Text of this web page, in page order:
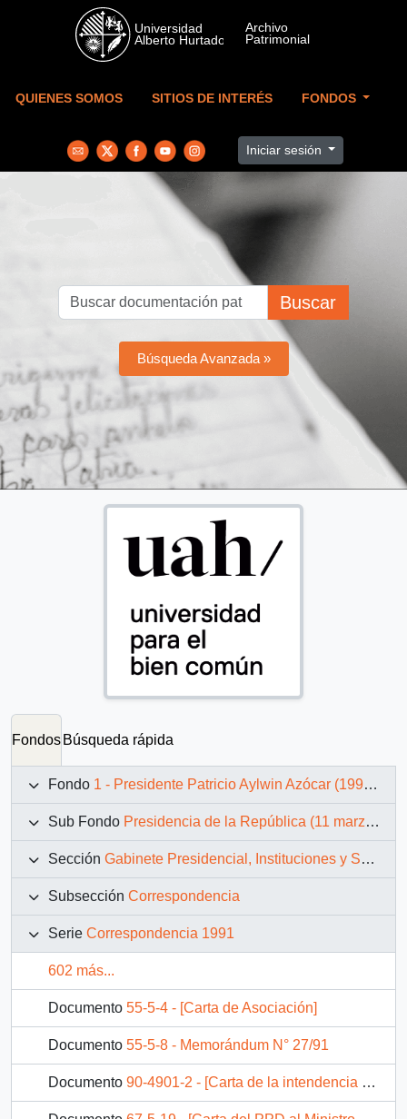
Skip to main content
QUIENES SOMOS SITIOS DE INTERÉS FONDOS
Iniciar sesión
Buscar
Búsqueda Avanzada »
Fondos Búsqueda rápida
Fondo 1 - Presidente Patricio Aylwin Azócar (1990-1994)
Sub Fondo Presidencia de la República (11 marzo 1990 – 11 marzo 1994)
Sección Gabinete Presidencial, Instituciones y Servicios
Subsección Correspondencia
Serie Correspondencia 1991
602 más...
Documento 55-5-4 - [Carta de Asociación]
Documento 55-5-8 - Memorándum N° 27/91
Documento 90-4901-2 - [Carta de la intendencia de Magallanes]